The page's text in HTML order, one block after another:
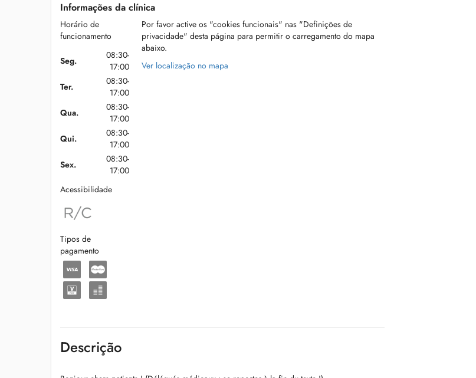
Informações da clínica
Horário de
funcionamento
Seg.
08:30-
17:00
Ter.
08:30-
17:00
Qua.
08:30-
17:00
Qui.
08:30-
17:00
Sex.
08:30-
17:00
Acessibilidade
Tipos de
pagamento
Por favor active os "cookies funcionais" nas "Definições de
privacidade" desta página para permitir o carregamento do mapa
abaixo.
Ver localização no mapa
Descrição